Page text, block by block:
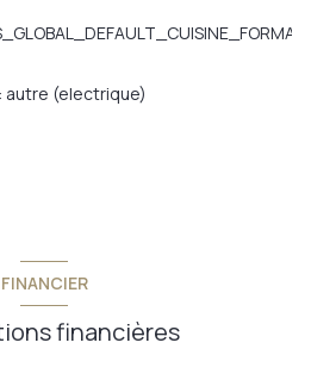
autre (electrique)
FINANCIER
financières